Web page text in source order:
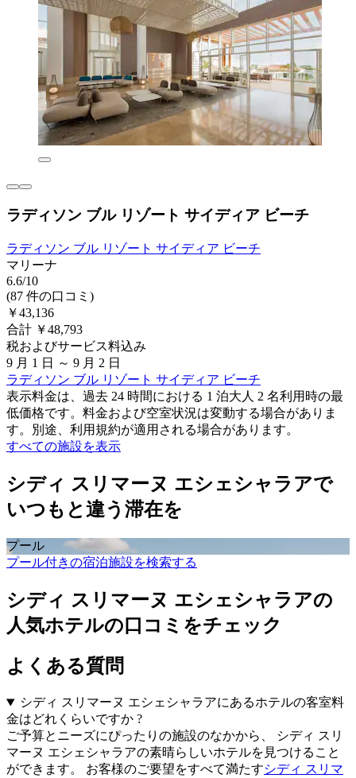
ラディソン ブル リゾート サイディア ビーチ
ラディソン ブル リゾート サイディア ビーチ
マリーナ
6.6/10
(87 件の口コミ)
￥43,136
合計 ￥48,793
税およびサービス料込み
9 月 1 日 ～ 9 月 2 日
ラディソン ブル リゾート サイディア ビーチ
表示料金は、過去 24 時間における 1 泊大人 2 名利用時の最
低価格です。料金および空室状況は変動する場合がありま
す。別途、利用規約が適用される場合があります。
すべての施設を表示
シディ スリマーヌ エシェシャラアで
いつもと違う滞在を
プール
プール付きの宿泊施設を検索する
シディ スリマーヌ エシェシャラアの
人気ホテルの口コミをチェック
よくある質問
シディ スリマーヌ エシェシャラアにあるホテルの客室料
金はどれくらいですか ?
ご予算とニーズにぴったりの施設のなかから、 シディ スリ
マーヌ エシェシャラアの素晴らしいホテルを見つけること
ができます。 お客様のご要望をすべて満たすシディ スリマ